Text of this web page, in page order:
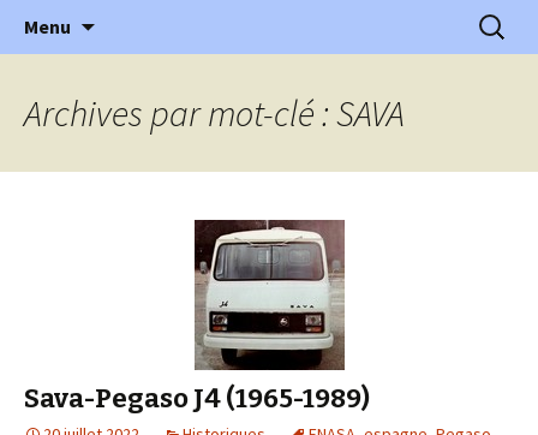
l'Automobile Ancienne
l'automobile ancienne : articles, historiques
…
Menu
Archives par mot-clé : SAVA
Sava-Pegaso J4 (1965-1989)